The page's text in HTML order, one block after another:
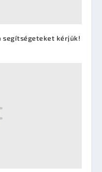
segítségeteket kérjük!